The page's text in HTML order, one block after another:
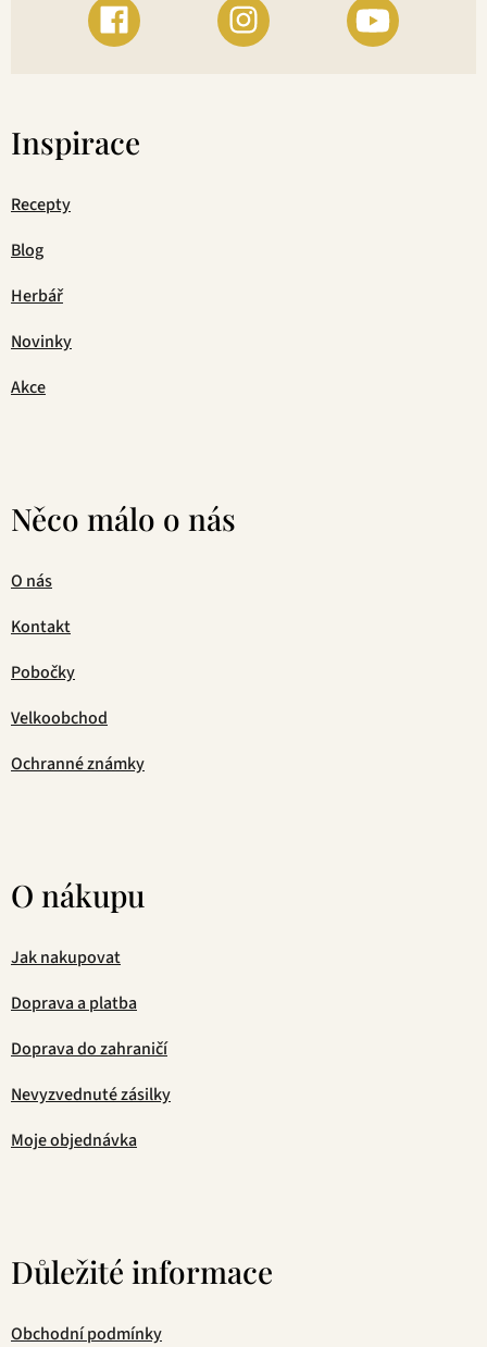
Inspirace
Recepty
Blog
Herbář
Novinky
Akce
Něco málo o nás
O nás
Kontakt
Pobočky
Velkoobchod
Ochranné známky
O nákupu
Jak nakupovat
Doprava a platba
Doprava do zahraničí
Nevyzvednuté zásilky
Moje objednávka
Důležité informace
Obchodní podmínky